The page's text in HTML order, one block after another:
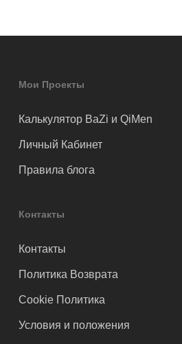
Мои Проекты
Калькулятор BaZi и QiMen
Личный Кабинет
Правила блога
Контакты
Контакты
Политика Возврата
Cookie Политика
Условия и положения